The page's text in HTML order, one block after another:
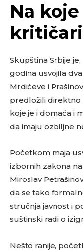
Na
Skupština Srbije
godina usvojila
Mrdićeve i
predložili direktno
koje je i domaća i
da imaju ozbiljne
Početkom maja
izbornih zakona
Miroslav
da se tako
stručnja javnost i
suštinski radi o
Nešto ranije,